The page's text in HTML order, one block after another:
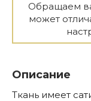
Обращаем
может
Описание
Ткань имеет